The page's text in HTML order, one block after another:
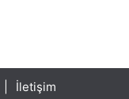
İletişim